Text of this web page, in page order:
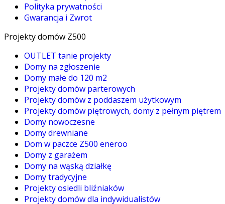
Polityka prywatności
Gwarancja i Zwrot
Projekty domów Z500
OUTLET tanie projekty
Domy na zgłoszenie
Domy małe do 120 m2
Projekty domów parterowych
Projekty domów z poddaszem użytkowym
Projekty domów piętrowych, domy z pełnym piętrem
Domy nowoczesne
Domy drewniane
Dom w paczce Z500 eneroo
Domy z garażem
Domy na wąską działkę
Domy tradycyjne
Projekty osiedli bliźniaków
Projekty domów dla indywidualistów